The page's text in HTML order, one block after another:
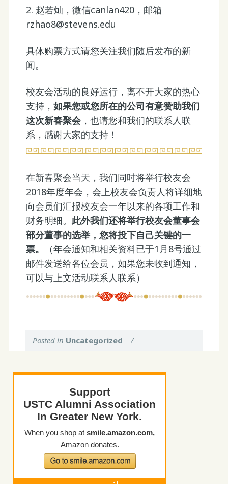
2. 赵若灿，微信canlan420，邮箱
rzhao8@stevens.edu
具体购票方式请您关注我们随后发布的新
闻。
校友会活动的良好运行，离不开大家的热心
支持， 如果您或您所在的公司有意赞助我们
这次新春聚会，也请您和我们的联系人联
系，感谢大家的支持！
在新春聚会当天，我们同时将举行校友会
2018年度年会，会上校友会负责人将详细地
向会员们汇报校友会一年以来的各项工作和
财务明细。 此外我们还将举行校友会董事会
部分董事的选举，您将投下自己关键的一
票。
（年会通知和相关资料已于1月8号通过
邮件发送给各位会员，如果您未收到通知，
可以与上文活动联系人联系）
Posted in Uncategorized /